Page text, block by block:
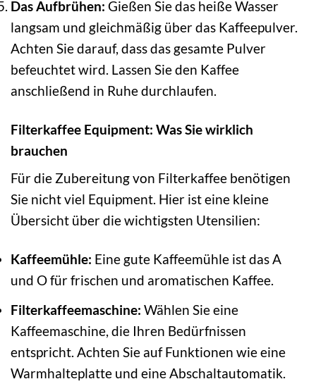
Das Aufbrühen: Gießen Sie das heiße Wasser
langsam und gleichmäßig über das Kaffeepulver.
Achten Sie darauf, dass das gesamte Pulver
befeuchtet wird. Lassen Sie den Kaffee
anschließend in Ruhe durchlaufen.
Filterkaffee Equipment: Was Sie wirklich
brauchen
Für die Zubereitung von Filterkaffee benötigen
Sie nicht viel Equipment. Hier ist eine kleine
Übersicht über die wichtigsten Utensilien:
Kaffeemühle: Eine gute Kaffeemühle ist das A
und O für frischen und aromatischen Kaffee.
Filterkaffeemaschine: Wählen Sie eine
Kaffeemaschine, die Ihren Bedürfnissen
entspricht. Achten Sie auf Funktionen wie eine
Warmhalteplatte und eine Abschaltautomatik.